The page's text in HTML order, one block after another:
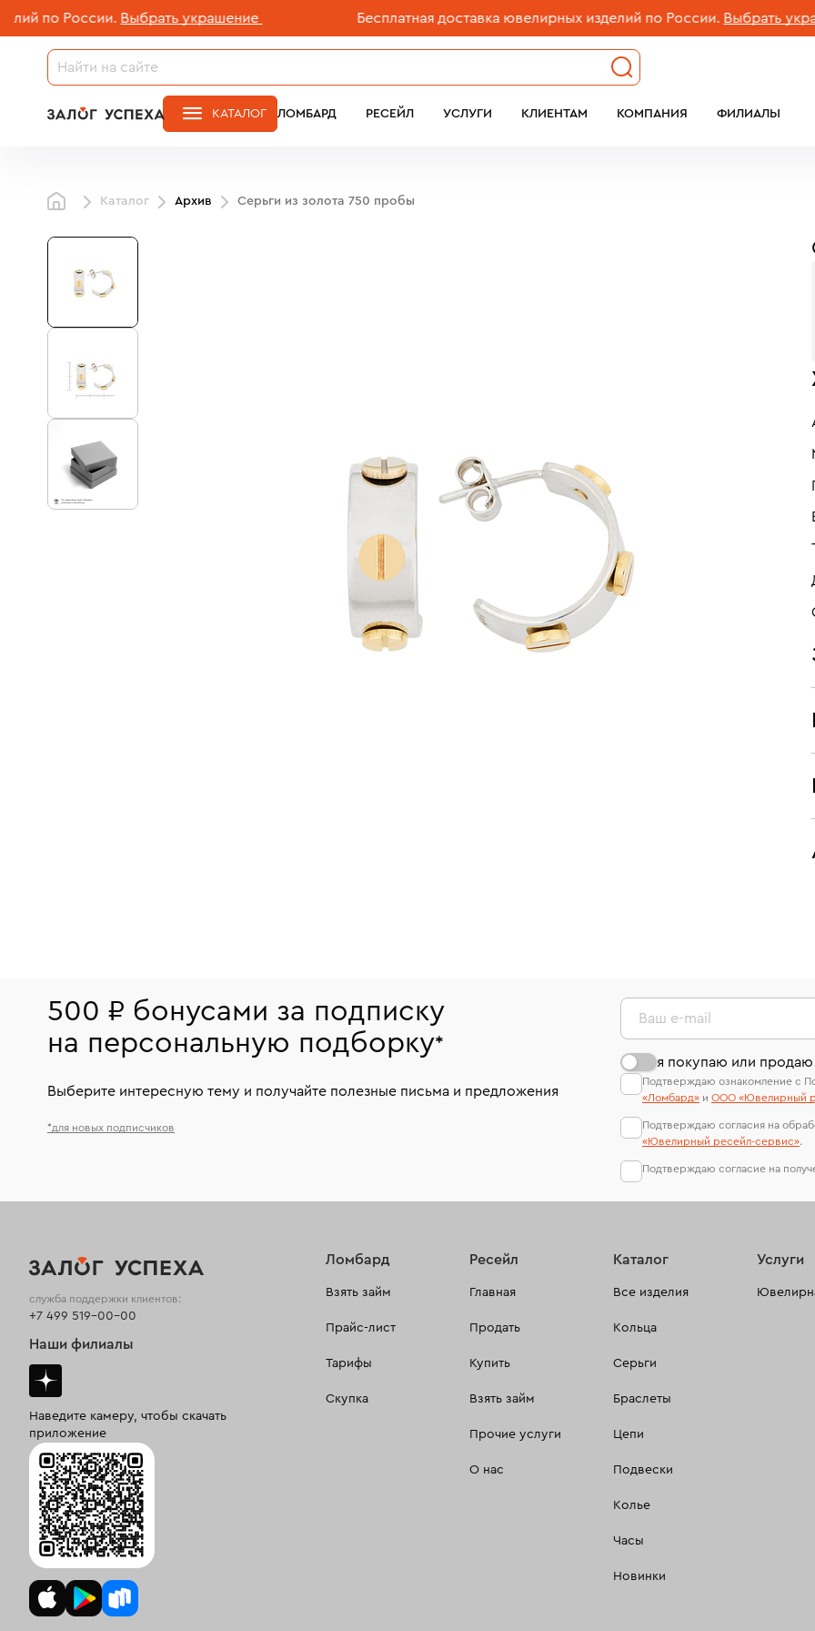
по России. Выбрать украшение Бесплатная доставка ювелирных изделий по России. Выбрать
ЛОМБАРД РЕСЕЙЛ УСЛУГИ КЛИЕНТАМ КОМПАНИЯ ФИЛИАЛЫ
КАТАЛОГ
Каталог Архив Серьги из золота 750 пробы
500 ₽ бонусами за подписку
на персональную подборку*
Выберите интересную тему и получайте полезные письма и предложения
*для новых подписчиков
Ваш e-mail
я покупаю или
Подтверждаю ознакомление с
«Ломбард» и ООО «Ювелирный
Подтверждаю согласия на
«Ювелирный ресейл-сервиc».
Подтверждаю согласие на
Ломбард
Взять займ
Прайс-лист
Тарифы
Скупка
Ресейл
Главная
Продать
Купить
Взять займ
Прочие услуги
О нас
Каталог
Все изделия
Кольца
Серьги
Браслеты
Цепи
Подвески
Колье
Часы
Новинки
Услуги
служба поддержки клиентов:
+7 499 519-00-00
Наши филиалы
Наведите камеру, чтобы скачать
приложение